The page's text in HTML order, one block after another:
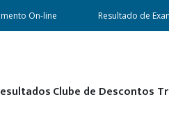
On-line Resultado de
Clube de Descontos